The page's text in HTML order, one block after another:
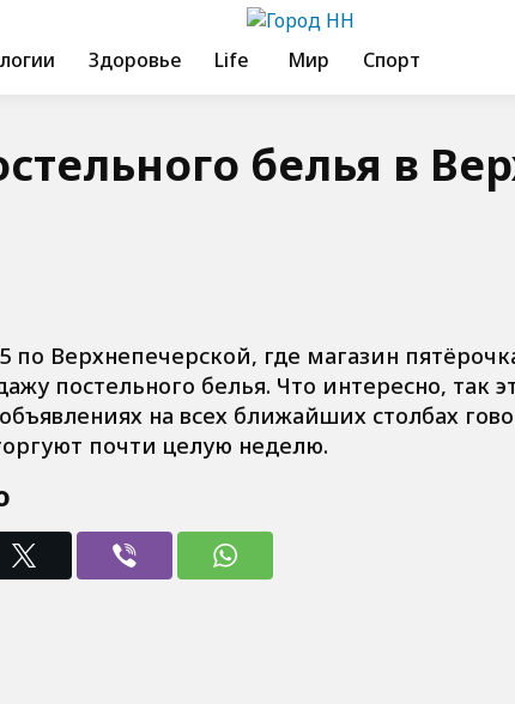
Здоровье Life Мир Спорт
белья в
Верхнепечерской, где магазин
постельного белья. Что интересно, так
на всех ближайших столбах
почти целую неделю.